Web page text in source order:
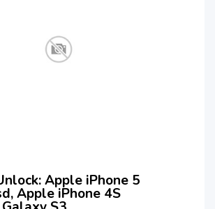
Apple iPhone 5
Apple iPhone 4S